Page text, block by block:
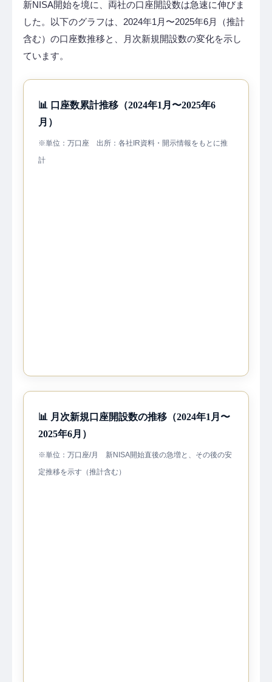
新NISA開始を境に、両社の口座開設数は急速に伸びま
した。以下のグラフは、2024年1月〜2025年6月（推計
含む）の口座数推移と、月次新規開設数の変化を示し
ています。
📊 口座数累計推移（2024年1月〜2025年6
月）
※単位：万口座 出所：各社IR資料・開示情報をもとに推
計
📊 月次新規口座開設数の推移（2024年1月〜
2025年6月）
※単位：万口座/月 新NISA開始直後の急増と、その後の安
定推移を示す（推計含む）